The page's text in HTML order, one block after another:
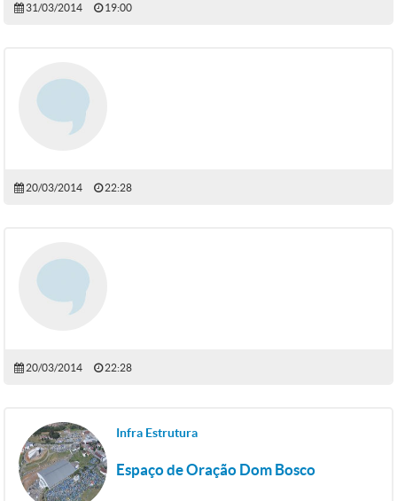
31/03/2014 19:00
20/03/2014 22:28
20/03/2014 22:28
Infra Estrutura
Espaço de Oração Dom Bosco